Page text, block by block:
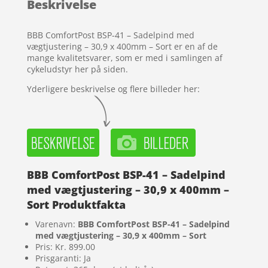
på
mmelser
Beskrivelse
BBB ComfortPost BSP-41 – Sadelpind med
vægtjustering – 30,9 x 400mm – Sort er en af de
mange kvalitetsvarer, som er med i samlingen af
cykeludstyr her på siden.
Yderligere beskrivelse og flere billeder her:
BBB ComfortPost BSP-41 – Sadelpind
med vægtjustering – 30,9 x 400mm –
Sort Produktfakta
Varenavn: BBB ComfortPost BSP-41 – Sadelpind
med vægtjustering – 30,9 x 400mm – Sort
Pris: Kr. 899.00
Prisgaranti: Ja